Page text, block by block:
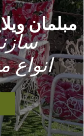
مبلمان
انواع